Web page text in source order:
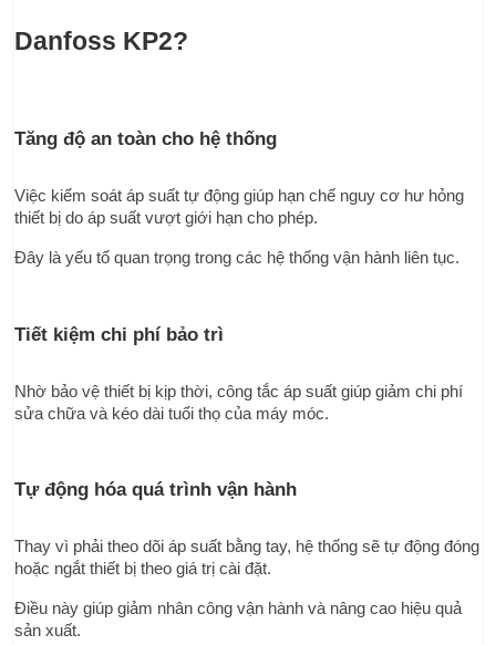
Danfoss KP2?
Tăng độ an toàn cho hệ thống
Việc kiểm soát áp suất tự động giúp hạn chế nguy cơ hư hỏng
thiết bị do áp suất vượt giới hạn cho phép.
Đây là yếu tố quan trọng trong các hệ thống vận hành liên tục.
Tiết kiệm chi phí bảo trì
Nhờ bảo vệ thiết bị kịp thời, công tắc áp suất giúp giảm chi phí
sửa chữa và kéo dài tuổi thọ của máy móc.
Tự động hóa quá trình vận hành
Thay vì phải theo dõi áp suất bằng tay, hệ thống sẽ tự động đóng
hoặc ngắt thiết bị theo giá trị cài đặt.
Điều này giúp giảm nhân công vận hành và nâng cao hiệu quả
sản xuất.